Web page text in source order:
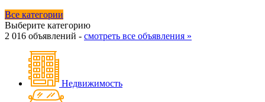
Все категории
Выберите категорию
2 016 объявлений - смотреть все объявления »
Недвижимость